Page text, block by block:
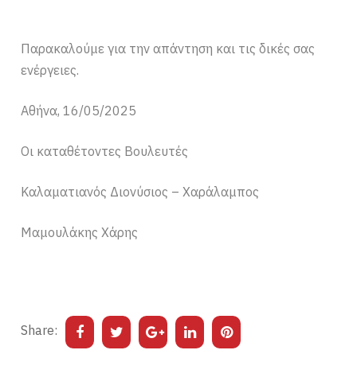
Παρακαλούμε για την απάντηση και τις δικές σας
ενέργειες.
Αθήνα, 16/05/2025
Οι καταθέτοντες Βουλευτές
Καλαματιανός Διονύσιος – Χαράλαμπος
Μαμουλάκης Χάρης
Share: